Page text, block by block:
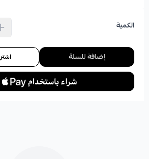
الكمية
إضافة للسلة